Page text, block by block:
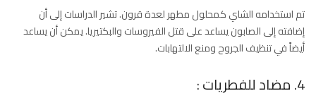
تم استخدامه الشاي كمحلول مطهر لعدة قرون. تشير الدراسات إلى أن
إضافته إلى الصابون يساعد على قتل الفيروسات والبكتيريا. يمكن أن يساعد
أيضاً في تنظيف الجروح ومنع الالتهابات.
4. مضاد للفطريات :